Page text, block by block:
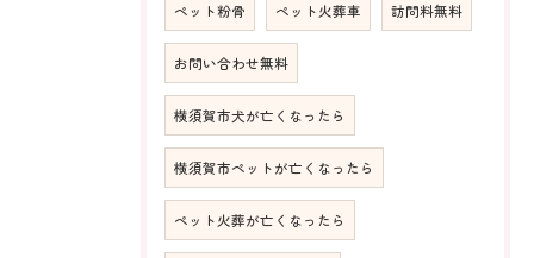
ペット粉骨 ペット火葬車 訪問料無料
お問い合わせ無料
横須賀市犬が亡くなったら
横須賀市ペットが亡くなったら
ペット火葬が亡くなったら